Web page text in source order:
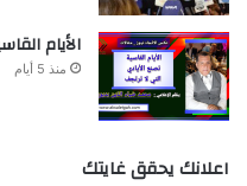
الأيام
منذ 5 أيام
اعلانك يحقق غايتك